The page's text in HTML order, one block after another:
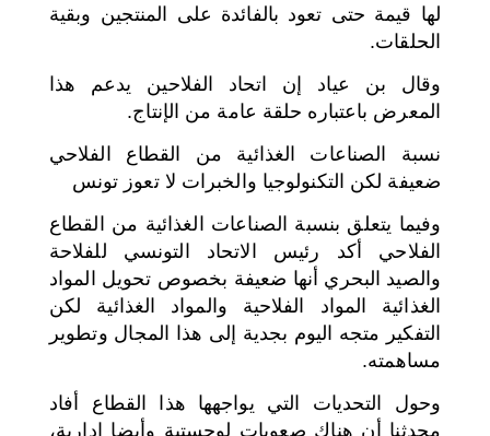
لها قيمة حتى تعود بالفائدة على المنتجين وبقية
الحلقات.
وقال بن عياد إن اتحاد الفلاحين يدعم هذا
المعرض باعتباره حلقة عامة من الإنتاج.
نسبة الصناعات الغذائية من القطاع الفلاحي
ضعيفة لكن التكنولوجيا والخبرات لا تعوز تونس
وفيما يتعلق بنسبة الصناعات الغذائية من القطاع
الفلاحي أكد رئيس الاتحاد التونسي للفلاحة
والصيد البحري أنها ضعيفة بخصوص تحويل المواد
الغذائية المواد الفلاحية والمواد الغذائية لكن
التفكير متجه اليوم بجدية إلى هذا المجال وتطوير
مساهمته.
وحول التحديات التي يواجهها هذا القطاع أفاد
محدثنا أن هناك صعوبات لوجستية وأيضا إدارية،